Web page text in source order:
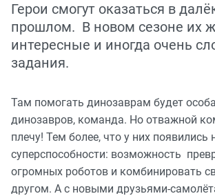
Герои смогут оказаться в
прошлом. В новом сезоне их
интересные и иногда очень
задания.
Там помогать динозаврам будет
динозавров, команда. Но отважной
плечу! Тем более, что у них
суперспособности: возможность
огромных роботов и комбинировать
другом. А с новыми друзьями-